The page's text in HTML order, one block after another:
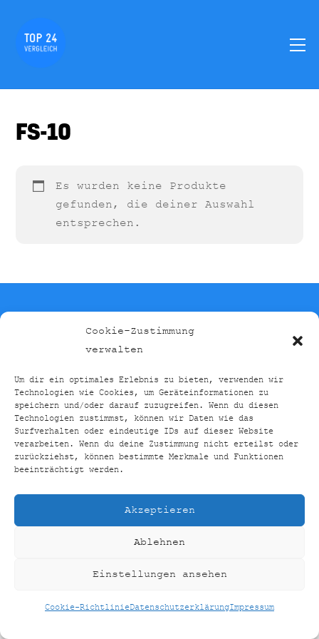
Cookie-Zustimmung
verwalten
Um dir ein optimales Erlebnis zu bieten, verwenden wir
Technologien wie Cookies, um Geräteinformationen zu
speichern und/oder darauf zuzugreifen. Wenn du diesen
Technologien zustimmst, können wir Daten wie das
Surfverhalten oder eindeutige IDs auf dieser Website
verarbeiten. Wenn du deine Zustimmung nicht erteilst oder
zurückziehst, können bestimmte Merkmale und Funktionen
beeinträchtigt werden.
Akzeptieren
Ablehnen
Einstellungen ansehen
Cookie-RichtlinieDatenschutzerklärungImpressum
content
FS-10
Es wurden keine Produkte
gefunden, die deiner Auswahl
entsprechen.
TOP24VERGLEICH
HOME SHOP KONTAKT
IMPRESSUM
DATENSCHUTZERKLÄRUNG
COOKIE-RICHTLINIE (EU)
©TOP24VERGLEICH